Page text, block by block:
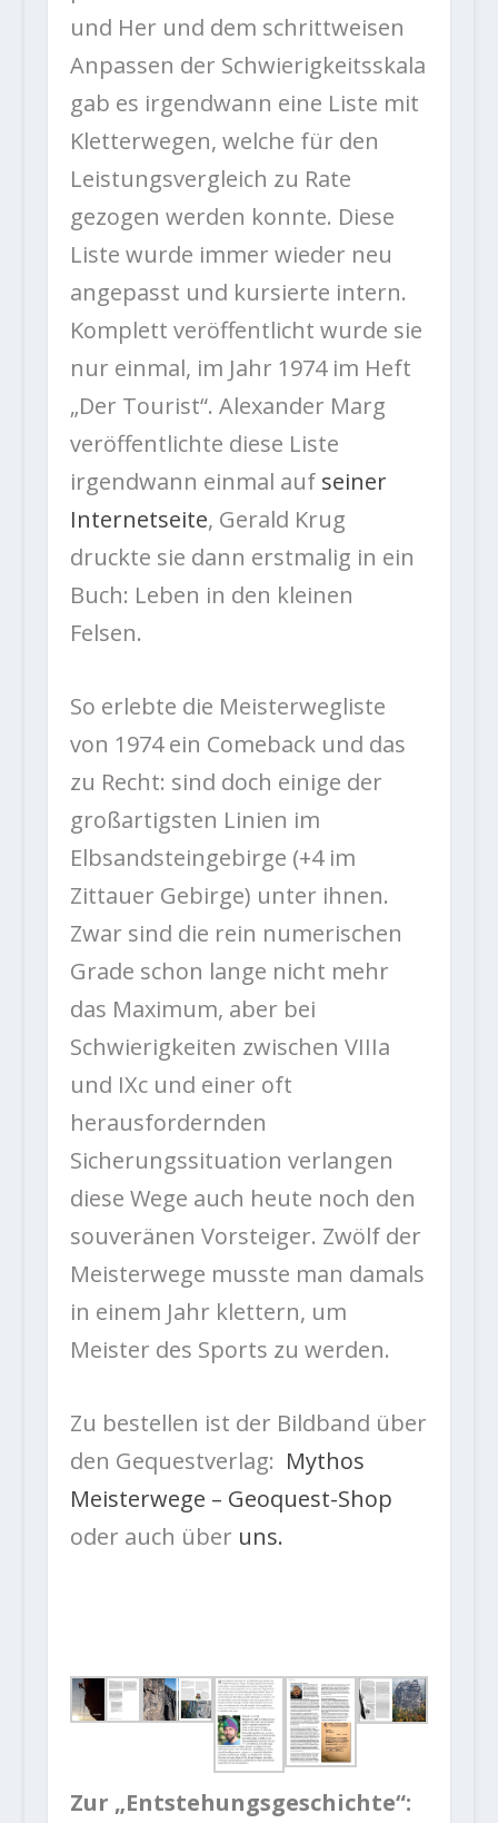
und Her und dem schrittweisen
Anpassen der Schwierigkeitsskala
gab es irgendwann eine Liste mit
Kletterwegen, welche für den
Leistungsvergleich zu Rate
gezogen werden konnte. Diese
Liste wurde immer wieder neu
angepasst und kursierte intern.
Komplett veröffentlicht wurde sie
nur einmal, im Jahr 1974 im Heft
„Der Tourist“. Alexander Marg
veröffentlichte diese Liste
irgendwann einmal auf seiner
Internetseite, Gerald Krug
druckte sie dann erstmalig in ein
Buch: Leben in den kleinen
Felsen.
So erlebte die Meisterwegliste
von 1974 ein Comeback und das
zu Recht: sind doch einige der
großartigsten Linien im
Elbsandsteingebirge (+4 im
Zittauer Gebirge) unter ihnen.
Zwar sind die rein numerischen
Grade schon lange nicht mehr
das Maximum, aber bei
Schwierigkeiten zwischen VIIIa
und IXc und einer oft
herausfordernden
Sicherungssituation verlangen
diese Wege auch heute noch den
souveränen Vorsteiger. Zwölf der
Meisterwege musste man damals
in einem Jahr klettern, um
Meister des Sports zu werden.
Zu bestellen ist der Bildband über
den Gequestverlag: Mythos
Meisterwege – Geoquest-Shop
oder auch über uns.
Zur „Entstehungsgeschichte“: